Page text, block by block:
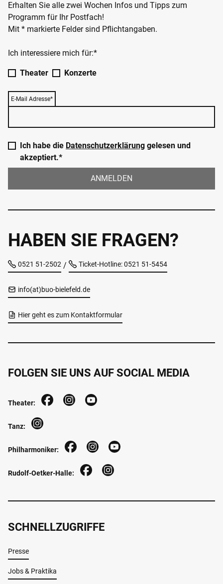
Erhalten Sie alle zwei Wochen Infos und Tipps zum
Programm für Ihr Postfach!
Mit * markierte Felder sind Pflichtangaben.
Ich interessiere mich für:*
Theater Konzerte
E-Mail Adresse*
Ich habe die Datenschutzerklärung gelesen und
akzeptiert.*
ANMELDEN
HABEN SIE FRAGEN?
0521 51-2502 / Ticket-Hotline: 0521 51-5454
info(at)buo-bielefeld.de
Hier geht es zum Kontaktformular
SCHNELLZUGRIFFE
Presse
Jobs & Praktika
FOLGEN SIE UNS AUF SOCIAL MEDIA
Theater:
Tanz:
Philharmoniker:
Rudolf-Oetker-Halle: